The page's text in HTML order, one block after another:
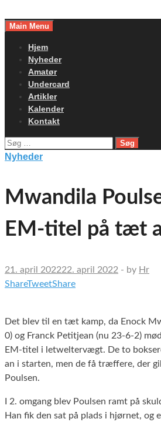
toMain Menu
Hjem
Nyheder
Amatør
Undercard
Artikler
Kalender
Kontakt
Søg
efter:
Nyheder
Mwandila
EM-titel på tæt
21. april 202222. april 2022 - by Hr
ShareTweetShare
Det blev til en tæt kamp, da Enock
0) og Franck Petitjean (nu 23-6-2)
EM-titel i letweltervægt. De to
an i starten, men de få træffere, der
Poulsen.
I 2. omgang blev Poulsen ramt på
Han fik den sat på plads i hjørnet, og